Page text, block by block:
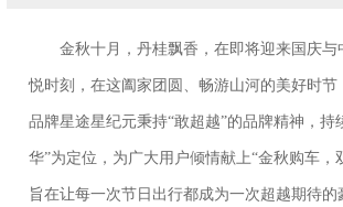
金秋十月，丹桂飘香，在即将迎来国庆与
悦时刻，在这阖家团圆、畅游山河的美好时节
品牌星途星纪元秉持“敢超越”的品牌精神，持
华”为定位，为广大用户倾情献上“金秋购车，
旨在让每一次节日出行都成为一次超越期待的